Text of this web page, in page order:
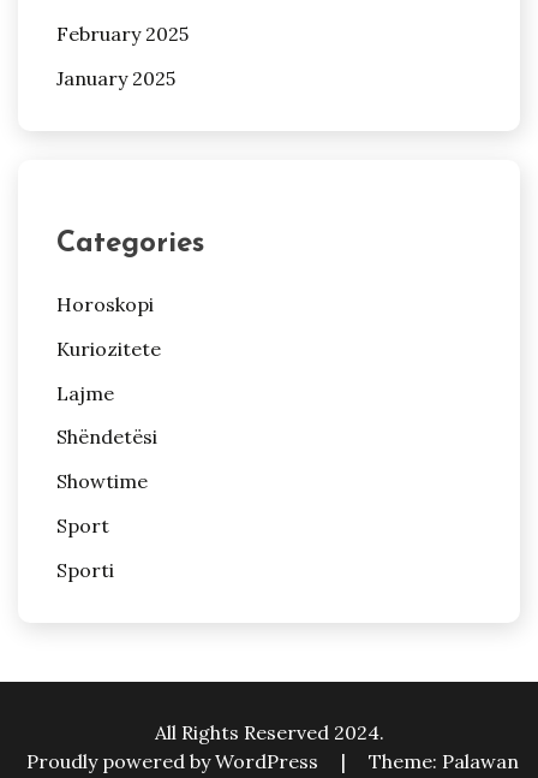
February 2025
January 2025
Categories
Horoskopi
Kuriozitete
Lajme
Shëndetësi
Showtime
Sport
Sporti
All Rights Reserved 2024.
Proudly powered by WordPress
|
Theme: Palawan